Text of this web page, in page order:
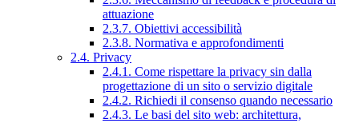
attuazione
2.3.7. Obiettivi accessibilità
2.3.8. Normativa e approfondimenti
2.4. Privacy
2.4.1. Come rispettare la privacy sin dalla
progettazione di un sito o servizio digitale
2.4.2. Richiedi il consenso quando necessario
2.4.3. Le basi del sito web: architettura,